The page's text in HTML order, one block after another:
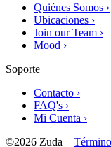
Quiénes Somos ›
Ubicaciones ›
Join our Team ›
Mood ›
Soporte
Contacto ›
FAQ's ›
Mi Cuenta ›
©2026 Zuda—